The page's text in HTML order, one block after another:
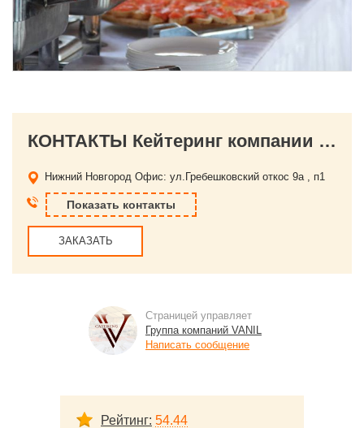
КОНТАКТЫ Кейтеринг компании VANIL
Нижний Новгород Офис: ул.Гребешковский откос 9а , п1
Показать контакты
ЗАКАЗАТЬ
Страницей управляет
Группа компаний VANIL
Написать сообщение
Рейтинг: 54.44